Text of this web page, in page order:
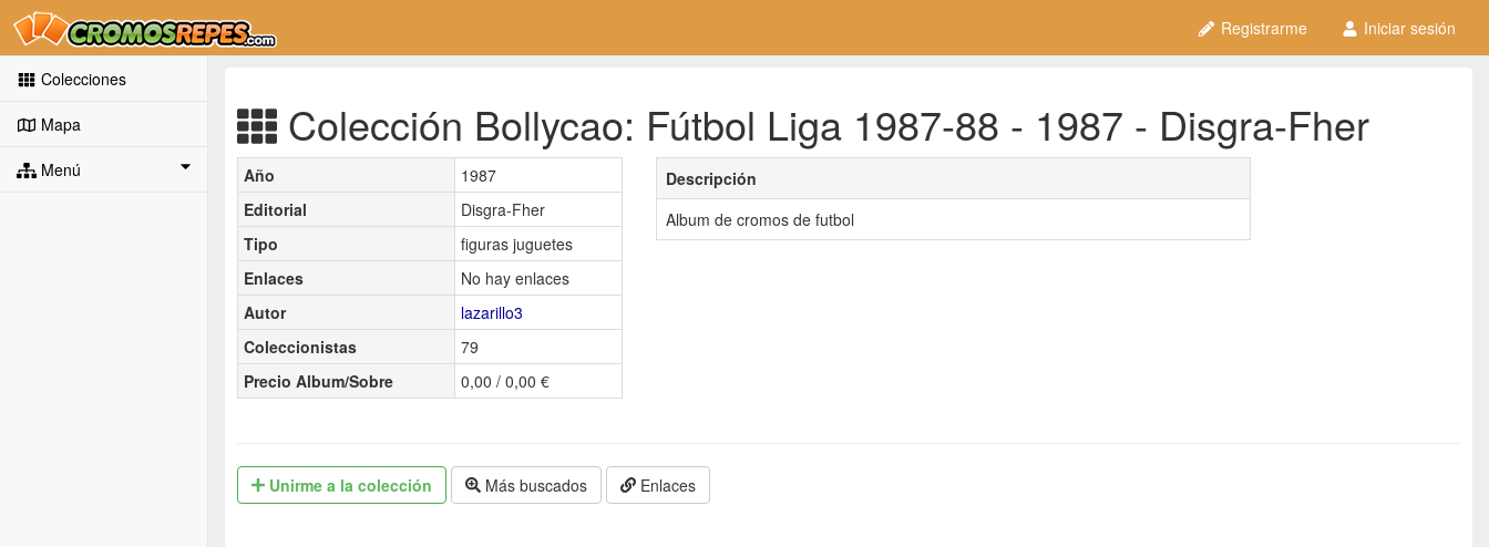
Registrarme Iniciar sesión
Colecciones
Mapa
Menú
Colección Bollycao: Fútbol Liga 1987-88 - 1987 - Disgra-Fher
Año
1987
Editorial
Disgra-Fher
Tipo
figuras juguetes
Enlaces
No hay enlaces
Autor
lazarillo3
Coleccionistas
79
Precio Album/Sobre
0,00 / 0,00 €
Descripción
Album de cromos de futbol
Unirme a la colección Más buscados Enlaces